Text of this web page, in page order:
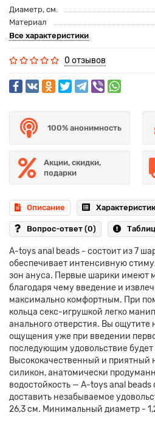
Диаметр, см.
Материал
Все характеристики
0 отзывов
100% анонимность
Акции, скидки,
подарки
Описание
Вопрос-ответ (0)
A-toys anal beads - состоит из 7
обеспечивает интенсивную
зон ануса. Первые шарики имеют
благодаря чему введение и
максимально комфортным. При
кольца секс-игрушкой легко
анального отверстия. Вы
ощущения уже при введении
последующим удовольствие
Высококачественный и приятный
силикон, анатомически
водостойкость — A-toys anal beads
доставить незабываемое
26,3 см. Минимальный диаметр -